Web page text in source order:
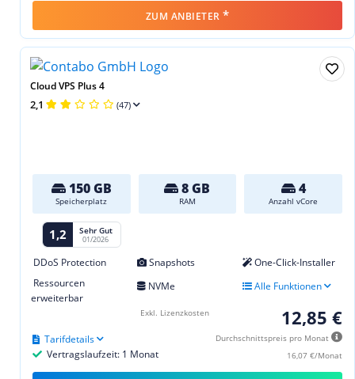
ZUM ANBIETER *
Cloud VPS Plus 4
2,1 (47)
150 GB
Speicherplatz
8 GB
RAM
4
Anzahl vCore
1,2 Sehr Gut
01/2026
DDoS Protection Snapshots
One-Click-Installer
Ressourcen
erweiterbar
NVMe Alle Funktionen
12,85 €
Durchschnittspreis pro Monat
16,07 €/Monat
Vertragslaufzeit: 1 Monat
Tarifdetails
Exkl. Lizenzkosten